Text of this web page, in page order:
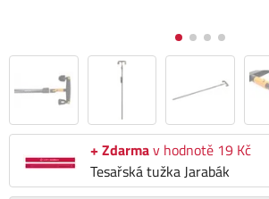
+ Zdarmav hodnotě 19 Kč
Tesařská tužka Jarabák